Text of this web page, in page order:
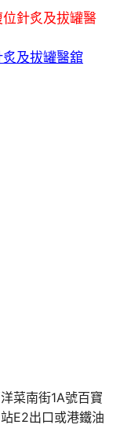
針炙及拔罐醫
及拔罐醫舘
菜南街1A號百寶
E2出口或港鐵油